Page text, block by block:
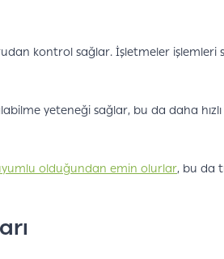
kontrol sağlar. İşletmeler
yeteneği sağlar, bu da daha
olduğundan emin olurlar, bu da